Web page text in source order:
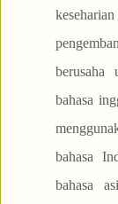
berusaha
bahasa
bahasa
bahasa